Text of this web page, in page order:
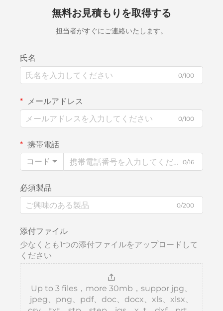
無料お見積もりを取得する
担当者がすぐにご連絡いたします。
氏名
0/100
メールアドレス
0/100
携帯電話
コード
0/16
必須製品
0/200
添付ファイル
少なくとも1つの添付ファイルをアップロードして
ください
Up to 3 files，more 30mb，suppor jpg、
jpeg、png、pdf、doc、docx、xls、xlsx、